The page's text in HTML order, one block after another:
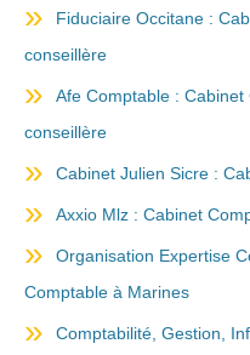
Fiduciaire Occitane :
conseillère
Afe Comptable :
conseillère
Cabinet Julien Sicre :
Axxio Mlz : Cabinet
Organisation Expertise
Comptable à Marines
Comptabilité, Gestion,